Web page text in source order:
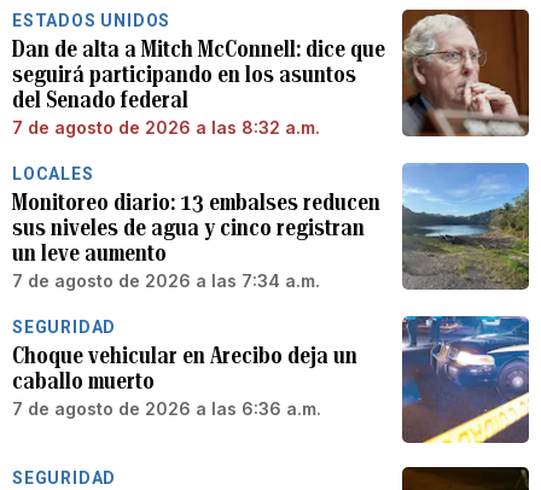
ESTADOS UNIDOS
Dan de alta a Mitch McConnell: dice que
seguirá participando en los asuntos
del Senado federal
7 de agosto de 2026 a las 8:32 a.m.
LOCALES
Monitoreo diario: 13 embalses reducen
sus niveles de agua y cinco registran
un leve aumento
7 de agosto de 2026 a las 7:34 a.m.
SEGURIDAD
Choque vehicular en Arecibo deja un
caballo muerto
7 de agosto de 2026 a las 6:36 a.m.
SEGURIDAD